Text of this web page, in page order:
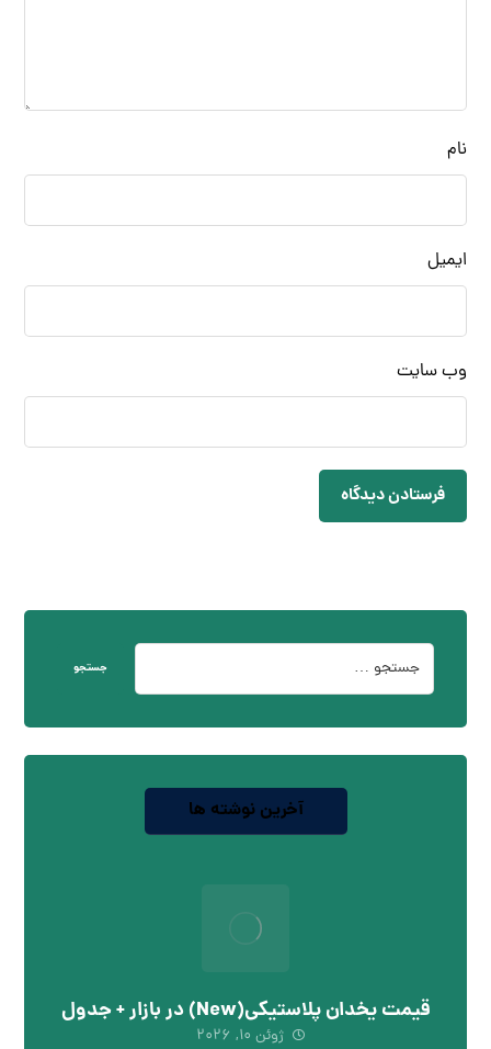
نام
ایمیل
وب‌ سایت
فرستادن دیدگاه
جستجو
آخرین نوشته ها
قیمت یخدان پلاستیکی(New) در بازار + جدول
ژوئن ۱۰, ۲۰۲۶